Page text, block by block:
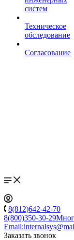
систем
Техническое
обследование
Согласование
8(812)642-42-70
8(800)350-30-29
Email:
Заказать звонок